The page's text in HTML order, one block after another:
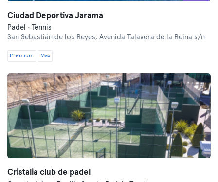
Ciudad Deportiva Jarama
Padel · Tennis
San Sebastián de los Reyes, Avenida Talavera de la Reina s/n
Premium Max
Cristalia club de padel